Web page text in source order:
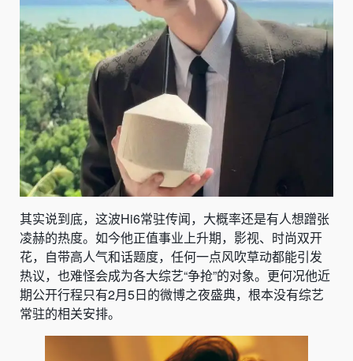
其实说到底，这波Hi6常驻传闻，大概率还是有人想蹭张
凌赫的热度。如今他正值事业上升期，影视、时尚双开
花，自带高人气和话题度，任何一点风吹草动都能引发
热议，也难怪会成为各大综艺“争抢”的对象。更何况他近
期公开行程只有2月5日的微博之夜盛典，根本没有综艺
常驻的相关安排。